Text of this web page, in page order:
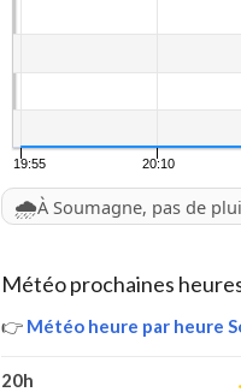
19:55 20:10
🌧️À Soumagne, pas de
Météo prochaines
👉 Météo heure par heure
20h